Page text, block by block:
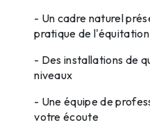
- Un cadre naturel
pratique de l'équitation
- Des installations de
niveaux
- Une équipe de
votre écoute